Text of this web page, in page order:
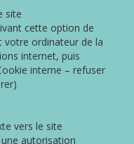
site
cette option de
votre ordinateur de la
internet, puis
interne – refuser
vers le site
autorisation